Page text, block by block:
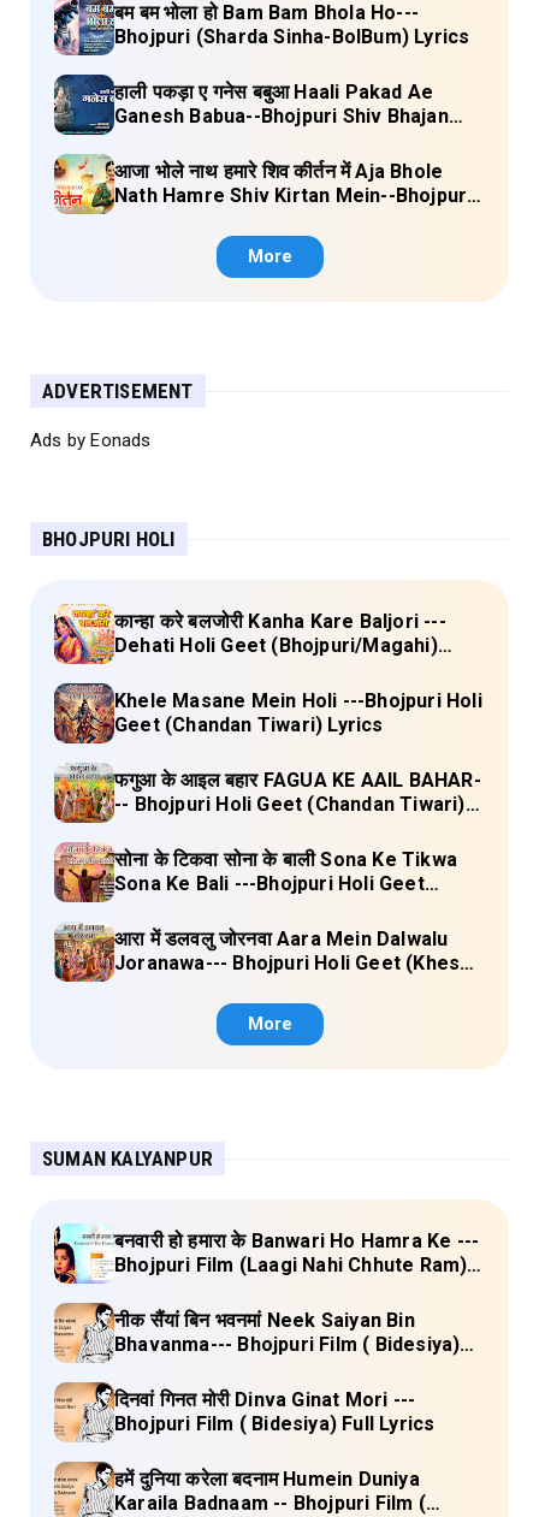
बम बम भोला हो Bam Bam Bhola Ho---
Bhojpuri (Sharda Sinha-BolBum) Lyrics
हाली पकड़ा ए गनेस बबुआ Haali Pakad Ae
Ganesh Babua--Bhojpuri Shiv Bhajan
आजा भोले नाथ हमारे शिव कीर्तन में Aja Bhole
Nath Hamre Shiv Kirtan Mein--Bhojpuri
More
ADVERTISEMENT
Ads by Eonads
BHOJPURI HOLI
कान्हा करे बलजोरी Kanha Kare Baljori ---
Dehati Holi Geet (Bhojpuri/Magahi)
Khele Masane Mein Holi ---Bhojpuri Holi
Geet (Chandan Tiwari) Lyrics
फगुआ के आइल बहार FAGUA KE AAIL BAHAR-
-- Bhojpuri Holi Geet (Chandan Tiwari)
सोना के टिकवा सोना के बाली Sona Ke Tikwa
Sona Ke Bali ---Bhojpuri Holi Geet
आरा में डलवलु जोरनवा Aara Mein Dalwalu
Joranawa--- Bhojpuri Holi Geet (Khesari
More
SUMAN KALYANPUR
बनवारी हो हमारा के Banwari Ho Hamra Ke ---
Bhojpuri Film (Laagi Nahi Chhute Ram)
नीक सैंयां बिन भवनमां Neek Saiyan Bin
Bhavanma--- Bhojpuri Film ( Bidesiya)
दिनवां गिनत मोरी Dinva Ginat Mori ---
Bhojpuri Film ( Bidesiya) Full Lyrics
हमें दुनिया करेला बदनाम Humein Duniya
Karaila Badnaam -- Bhojpuri Film (